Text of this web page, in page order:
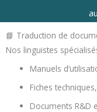
📘 Traduction de
Nos linguistes
Manuels
Fiches
Documents R&D